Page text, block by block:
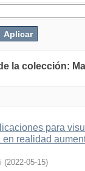
la colección:
para
realidad
(2022-05-15)